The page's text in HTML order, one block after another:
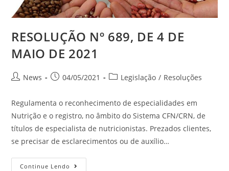
RESOLUÇÃO Nº 689, DE 4 DE
MAIO DE 2021
News 04/05/2021 Legislação / Resoluções
Regulamenta o reconhecimento de especialidades em
Nutrição e o registro, no âmbito do Sistema CFN/CRN, de
títulos de especialista de nutricionistas. Prezados clientes,
se precisar de esclarecimentos ou de auxílio…
Continue Lendo